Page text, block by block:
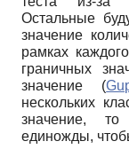
Остальные
значение
рамках
граничных
значение (
нескольких
значение, то
единожды,